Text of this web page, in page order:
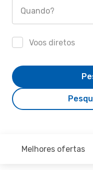
Quando?
Voos diretos
Melhores ofertas